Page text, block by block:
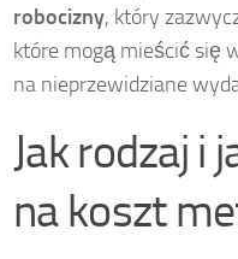
robocizny, który
które mogą mieścić się
na nieprzewidziane
Jak rodzaj i
na koszt